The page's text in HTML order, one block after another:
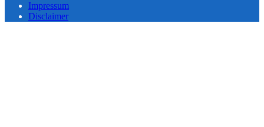
Impressum
Disclaimer